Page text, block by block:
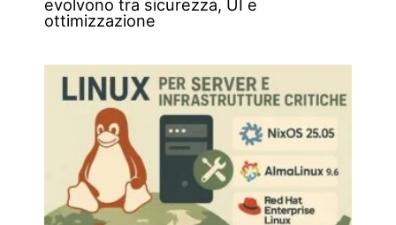
evolvono tra sicurezza, UI e
ottimizzazione